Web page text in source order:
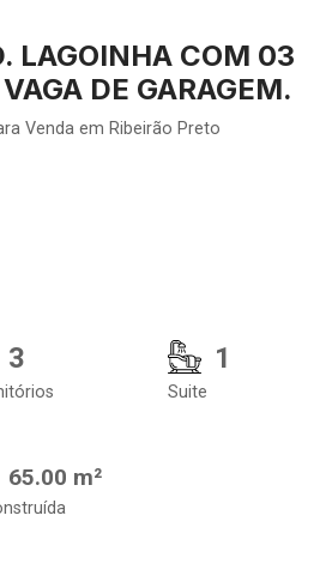
LAGOINHA COM 03
DE GARAGEM.
Venda em Ribeirão Preto
3 1
Suite
65.00 m²